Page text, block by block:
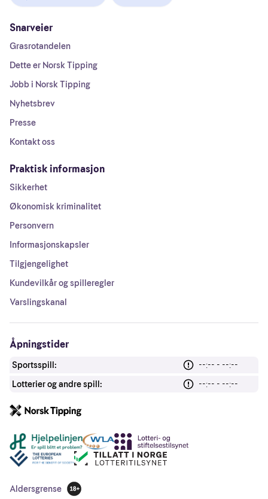
Snarveier
Grasrotandelen
Dette er Norsk Tipping
Jobb i Norsk Tipping
Nyhetsbrev
Presse
Kontakt oss
Praktisk informasjon
Sikkerhet
Økonomisk kriminalitet
Personvern
Informasjonskapsler
Tilgjengelighet
Kundevilkår og spilleregler
Varslingskanal
Åpningstider
Sportsspill:
--:-- - --:--
Lotterier og andre spill:
--:-- - --:--
Andre lenker
Aldersgrense
18 år